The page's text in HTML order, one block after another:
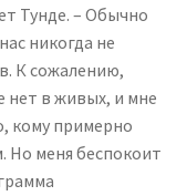
Тунде. – Обычно
никогда не
К сожалению,
нет в живых, и мне
кому примерно
Но меня беспокоит